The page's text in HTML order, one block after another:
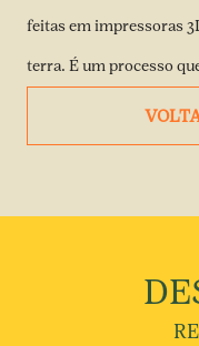
feitas em impressoras
terra. É um processo